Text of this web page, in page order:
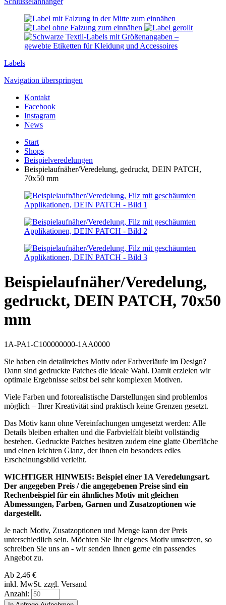
Labels
Navigation überspringen
Kontakt
Facebook
Instagram
News
Start
Shops
Beispielveredelungen
Beispielaufnäher/Veredelung, gedruckt, DEIN PATCH,
70x50 mm
Beispielaufnäher/Veredelung,
gedruckt, DEIN PATCH, 70x50
mm
1A-PA1-C100000000-1AA0000
Sie haben ein detailreiches Motiv oder Farbverläufe im Design?
Dann sind gedruckte Patches die ideale Wahl. Damit erzielen wir
optimale Ergebnisse selbst bei sehr komplexen Motiven.
Viele Farben und fotorealistische Darstellungen sind problemlos
möglich – Ihrer Kreativität sind praktisch keine Grenzen gesetzt.
Das Motiv kann ohne Vereinfachungen umgesetzt werden: Alle
Details bleiben erhalten und die Farbvielfalt bleibt vollständig
bestehen. Gedruckte Patches besitzen zudem eine glatte Oberfläche
und einen leichten Glanz, der ihnen ein besonders edles
Erscheinungsbild verleiht.
WICHTIGER HINWEIS: Beispiel einer 1A Veredelungsart.
Der angegeben Preis / die angegebenen Preise sind ein
Rechenbeispiel für ein ähnliches Motiv mit gleichen
Abmessungen, Farben, Garnen und Zusatzoptionen wie
dargestellt.
Je nach Motiv, Zusatzoptionen und Menge kann der Preis
unterschiedlich sein. Möchten Sie Ihr eigenes Motiv umsetzen, so
schreiben Sie uns an - wir senden Ihnen gerne ein passendes
Angebot zu.
Ab 2,46 €
inkl. MwSt. zzgl. Versand
Anzahl: